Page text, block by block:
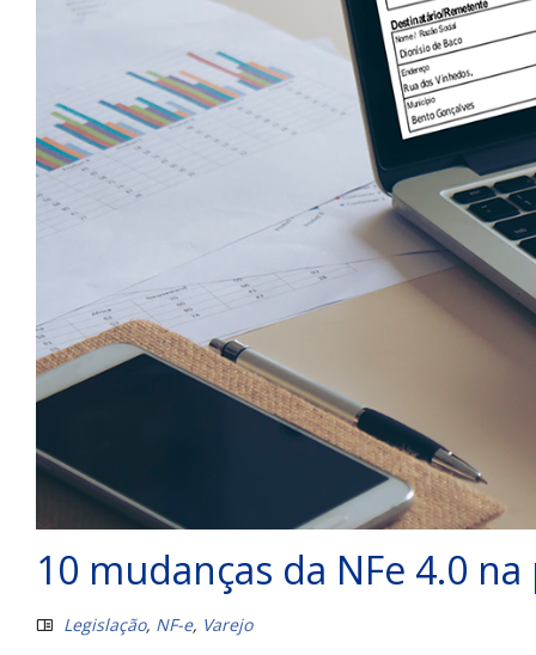
10 mudanças da NFe 4.0
Legislação, NF-e, Varejo